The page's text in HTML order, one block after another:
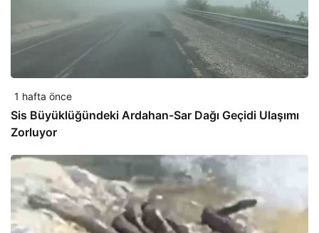
1 hafta önce
Sis Büyüklüğündeki Ardahan-Sar Dağı Geçidi Ulaşımı
Zorluyor